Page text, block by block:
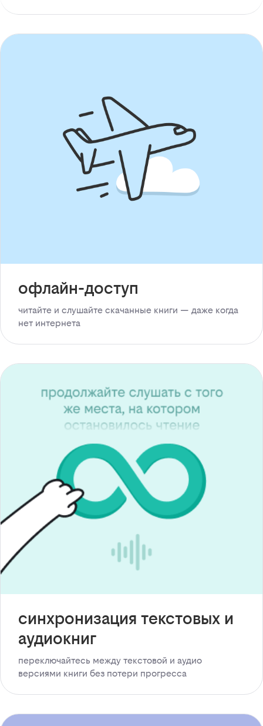
офлайн-доступ
читайте и слушайте скачанные книги — даже когда
нет интернета
синхронизация текстовых и
аудиокниг
переключайтесь между текстовой и аудио
версиями книги без потери прогресса